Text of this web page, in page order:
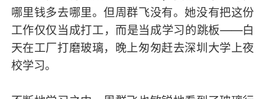
哪里钱多去哪里。但周群飞没有。她没有把这份
工作仅仅当成打工，而是当成学习的跳板——白
天在工厂打磨玻璃，晚上匆匆赶去深圳大学上夜
校学习。